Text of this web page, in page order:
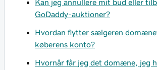
Kan jeg annullere mit bud eller
GoDaddy-auktioner?
Hvordan flytter sælgeren
køberens konto?
Hvornår får jeg det domæne, jeg